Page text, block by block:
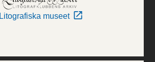
Litografiska museet